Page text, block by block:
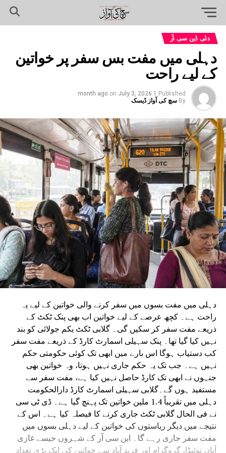
دلی این سی آر
دہلی میں مفت بس سفر پر خواتین
کے لیے راحت
Published
1 month ago
on July 3, 2026
By سچ کی آواز ڈیسک
دہلی میں مفت بسوں میں سفر کرنے والی خواتین کے لیے یہ
راحت ہے۔ کچھ عرصے کے لیے خواتین اب بھی پنک ٹکٹ کے
ذریعے مفت سفر کر سکیں گی۔ گلابی ٹکٹ یکم جولائی کو بند
نہیں کیا گیا تھا۔ پنک سہیلی اسمارٹ کارڈ کے ذریعے مفت سفر
کب دستیاب ہوگا اس بارے میں ابھی تک کوئی حکومتی حکم
نہیں ہے۔ جب تک یہ حکم جاری نہیں ہوتا، وہ خواتین بھی
جنہوں نے ابھی تک کارڈ حاصل نہیں کیا ہے، مفت سفر سے
مستفید ہوں گے۔گلابی سہیلی اسمارٹ کارڈ دارالحکومت
دہلی میں تقریباً 1.4 ملین خواتین تک پہنچ گیا ہے۔ ڈی ٹی سی
نے فی الحال گلابی ٹکٹ جاری کرنے کا فیصلہ کیا ہے۔ اس کے
نتیجے میں دیگر ریاستوں کی خواتین کے لیے دہلی بسوں میں
مفت سفر جاری رہے گا۔ این سی آر کے شہروں جیسے غازی
آباد، نوئیڈا، گروگرام اور فرید آباد سے خواتین کی ایک بڑی تعداد